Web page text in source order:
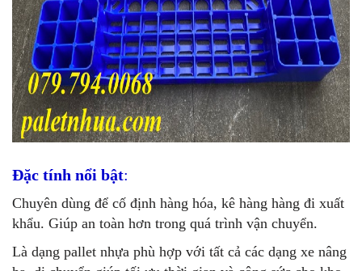
Đặc tính nổi bật:
Chuyên dùng để cố định hàng hóa, kê hàng hàng đi xuất
khẩu. Giúp an toàn hơn trong quá trình vận chuyển.
Là dạng pallet nhựa phù hợp với tất cả các dạng xe nâng